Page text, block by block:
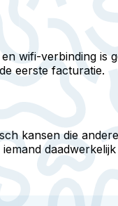
wifi-verbinding is
eerste facturatie.
kansen die
daadwerkelijk